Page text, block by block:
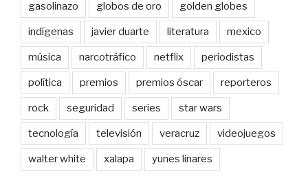
gasolinazo globos de oro golden globes
indígenas javier duarte literatura mexico
música narcotráfico netflix periodistas
política premios premios óscar reporteros
rock seguridad series star wars
tecnología televisión veracruz videojuegos
walter white xalapa yunes linares